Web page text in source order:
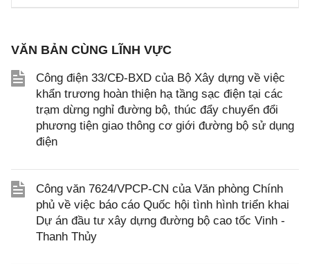
VĂN BẢN CÙNG LĨNH VỰC
Công điện 33/CĐ-BXD của Bộ Xây dựng về việc
khẩn trương hoàn thiện hạ tầng sạc điện tại các
trạm dừng nghỉ đường bộ, thúc đẩy chuyển đổi
phương tiện giao thông cơ giới đường bộ sử dụng
điện
Công văn 7624/VPCP-CN của Văn phòng Chính
phủ về việc báo cáo Quốc hội tình hình triển khai
Dự án đầu tư xây dựng đường bộ cao tốc Vinh -
Thanh Thủy